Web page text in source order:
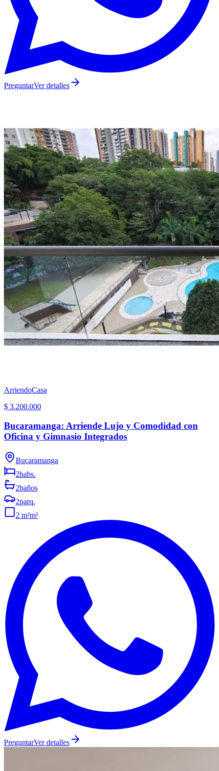
PreguntarVer detalles
ArriendoCasa
$ 3.200.000
Bucaramanga: Arriende Lujo y Comodidad con
Oficina y Gimnasio Integrados
Bucaramanga
2habs.
2baños
2parq.
2 m²m²
PreguntarVer detalles